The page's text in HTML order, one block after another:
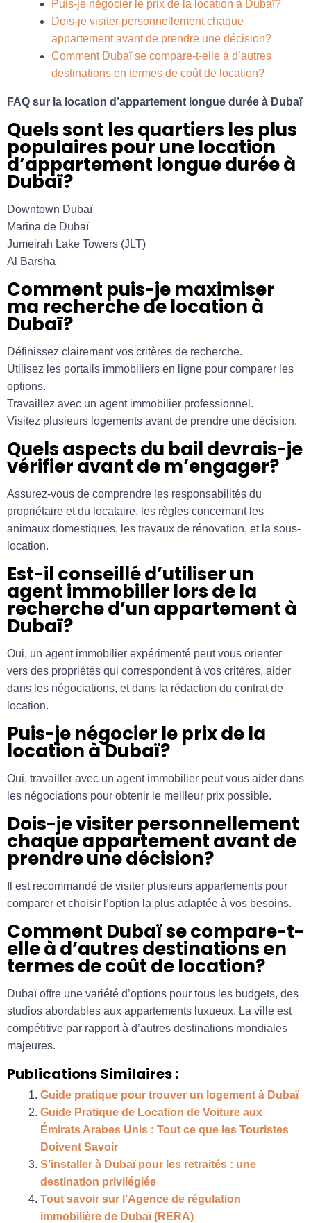
Puis-je négocier le prix de la location à Dubaï?
Dois-je visiter personnellement chaque
appartement avant de prendre une décision?
Comment Dubaï se compare-t-elle à d’autres
destinations en termes de coût de location?
FAQ sur la location d’appartement longue durée à Dubaï
Quels sont les quartiers les plus
populaires pour une location
d’appartement longue durée à
Dubaï?
Downtown Dubaï
Marina de Dubaï
Jumeirah Lake Towers (JLT)
Al Barsha
Comment puis-je maximiser
ma recherche de location à
Dubaï?
Définissez clairement vos critères de recherche.
Utilisez les portails immobiliers en ligne pour comparer les
options.
Travaillez avec un agent immobilier professionnel.
Visitez plusieurs logements avant de prendre une décision.
Quels aspects du bail devrais-je
vérifier avant de m’engager?
Assurez-vous de comprendre les responsabilités du
propriétaire et du locataire, les règles concernant les
animaux domestiques, les travaux de rénovation, et la sous-
location.
Est-il conseillé d’utiliser un
agent immobilier lors de la
recherche d’un appartement à
Dubaï?
Oui, un agent immobilier expérimenté peut vous orienter
vers des propriétés qui correspondent à vos critères, aider
dans les négociations, et dans la rédaction du contrat de
location.
Puis-je négocier le prix de la
location à Dubaï?
Oui, travailler avec un agent immobilier peut vous aider dans
les négociations pour obtenir le meilleur prix possible.
Dois-je visiter personnellement
chaque appartement avant de
prendre une décision?
Il est recommandé de visiter plusieurs appartements pour
comparer et choisir l’option la plus adaptée à vos besoins.
Comment Dubaï se compare-t-
elle à d’autres destinations en
termes de coût de location?
Dubaï offre une variété d’options pour tous les budgets, des
studios abordables aux appartements luxueux. La ville est
compétitive par rapport à d’autres destinations mondiales
majeures.
Publications Similaires :
Guide pratique pour trouver un logement à Dubaï
Guide Pratique de Location de Voiture aux
Émirats Arabes Unis : Tout ce que les Touristes
Doivent Savoir
S’installer à Dubaï pour les retraités : une
destination privilégiée
Tout savoir sur l’Agence de régulation
immobilière de Dubaï (RERA)